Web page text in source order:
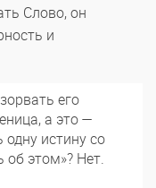
Слово, он
и
его
а это —
истину со
об этом»? Нет.